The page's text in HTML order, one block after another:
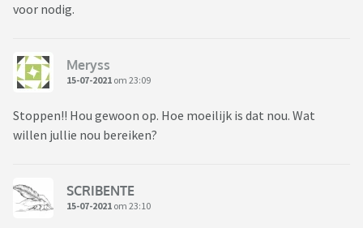
voor nodig.
Meryss
15-07-2021 om 23:09
Stoppen!! Hou gewoon op. Hoe moeilijk is dat nou. Wat
willen jullie nou bereiken?
SCRIBENTE
15-07-2021 om 23:10